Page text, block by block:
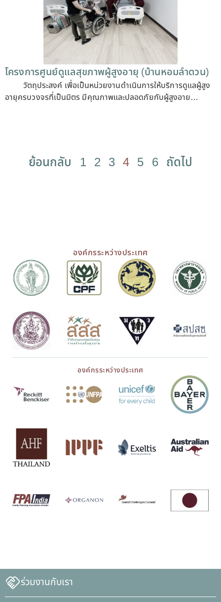
โครงการศูนย์ดูแลสุขภาพผู้สูงอายุ (บ้านหอมลำดวน)
วัตถุประสงค์ เพื่อเป็นหน่วยงานดำเนินการให้บริการดูแลผู้สูง
อายุครบวงจรที่เป็นมิตร มีคุณภาพและปลอดภัยกับผู้สูงอาย…
ย้อนกลับ 1 2 3 4 5 6 ถัดไป
องค์กรระหว่างประเทศ
องค์กรระหว่างประเทศ
ร่วมงานกับเรา